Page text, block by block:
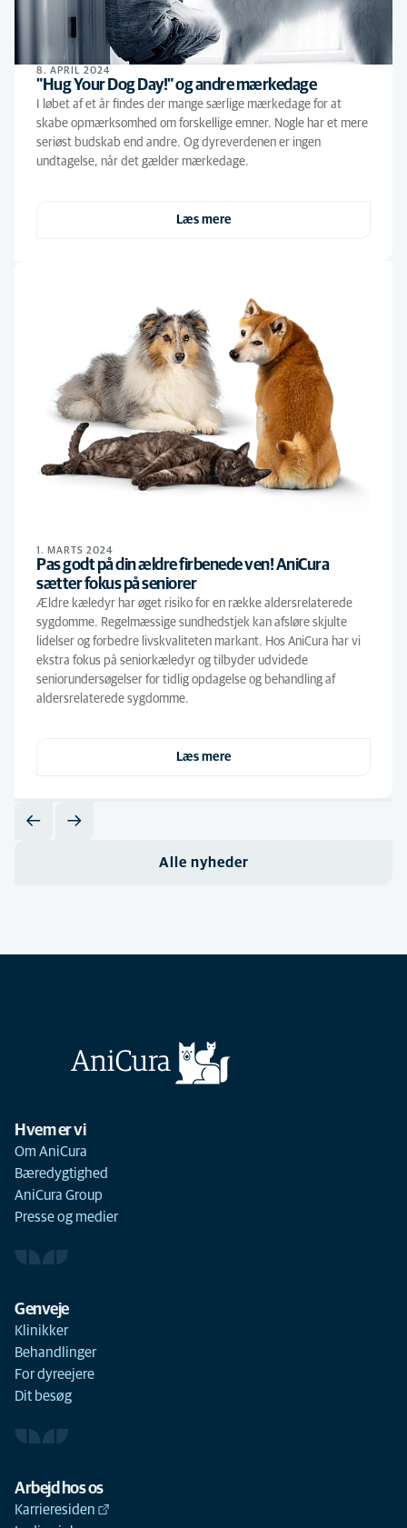
8. APRIL 2024
"Hug Your Dog Day!" og andre mærkedage
I løbet af et år findes der mange særlige mærkedage for at
skabe opmærksomhed om forskellige emner. Nogle har et mere
seriøst budskab end andre. Og dyreverdenen er ingen
undtagelse, når det gælder mærkedage.
Læs mere
1. MARTS 2024
Pas godt på din ældre firbenede ven! AniCura
sætter fokus på seniorer
Ældre kæledyr har øget risiko for en række aldersrelaterede
sygdomme. Regelmæssige sundhedstjek kan afsløre skjulte
lidelser og forbedre livskvaliteten markant. Hos AniCura har vi
ekstra fokus på seniorkæledyr og tilbyder udvidede
seniorundersøgelser for tidlig opdagelse og behandling af
aldersrelaterede sygdomme.
Læs mere
Alle nyheder
Hvem er vi
Om AniCura
Bæredygtighed
AniCura Group
Presse og medier
Genveje
Klinikker
Behandlinger
For dyreejere
Dit besøg
Arbejd hos os
Karrieresiden